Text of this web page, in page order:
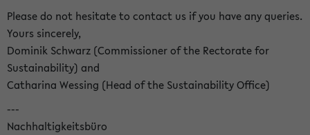
Please do not hesitate to contact us if you have any queries.
Yours sincerely,
Dominik Schwarz (Commissioner of the Rectorate for
Sustainability) and
Catharina Wessing (Head of the Sustainability Office)
---
Nachhaltigkeitsbüro